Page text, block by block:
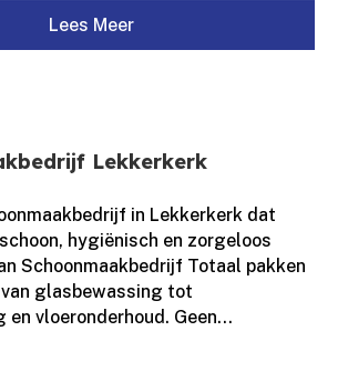
Lees Meer
Lekkerkerk
in Lekkerkerk dat
hygiënisch en zorgeloos
Schoonmaakbedrijf Totaal pakken
glasbewassing tot
en vloeronderhoud.​ Geen...